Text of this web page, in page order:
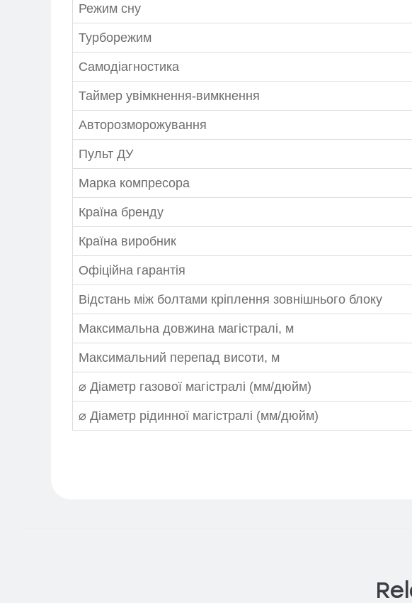
Режим сну
Турборежим
Самодіагностика
Таймер увімкнення-вимкнення
Авторозморожування
Пульт ДУ
Марка компресора
Країна бренду
Країна виробник
Офіційна гарантія
Відстань між болтами кріплення зовнішнього блоку
Максимальна довжина магістралі, м
Максимальний перепад висоти, м
⌀ Діаметр газової магістралі (мм/дюйм)
⌀ Діаметр рідинної магістралі (мм/дюйм)